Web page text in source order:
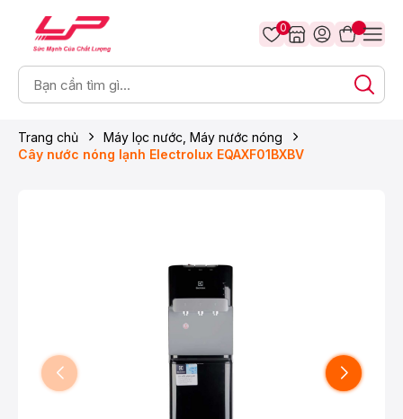
0
Trang chủ
Máy lọc nước, Máy nước nóng
Cây nước nóng lạnh Electrolux EQAXF01BXBV